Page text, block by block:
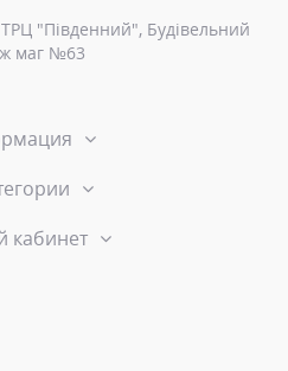
"Південний", Будівельний
маг №63
кабинет